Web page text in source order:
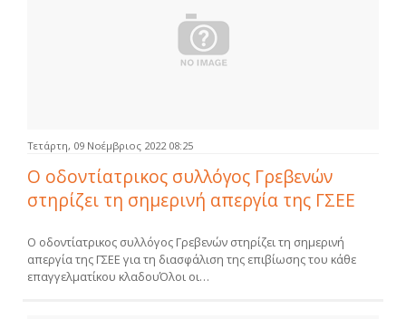
Τετάρτη, 09 Νοέμβριος 2022 08:25
Ο οδοντίατρικος συλλόγος Γρεβενών
στηρίζει τη σημερινή απεργία της ΓΣΕΕ
Ο οδοντίατρικος συλλόγος Γρεβενών στηρίζει τη σημερινή
απεργία της ΓΣΕΕ για τη διασφάλιση της επιβίωσης του κάθε
επαγγελματίκου κλαδουΌλοι οι…